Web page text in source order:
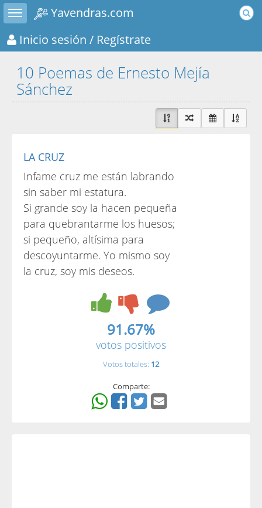
Toggle sidebar
Yavendras.com
Inicio sesión / Regístrate
10 Poemas de Ernesto Mejía
Sánchez
LA CRUZ
Infame cruz me están labrando
sin saber mi estatura.
Si grande soy la hacen pequeña
para quebrantarme los huesos;
si pequeño, altísima para
descoyuntarme. Yo mismo soy
la cruz, soy mis deseos.
91.67%
votos positivos
Votos totales: 12
Comparte: